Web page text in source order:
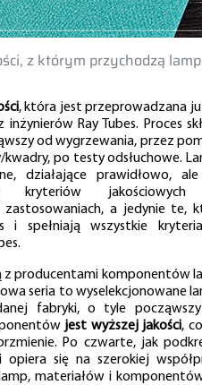
z którym przychodzą
, która jest przeprowadzana
Ray Tubes. Proces
od wygrzewania, przez
po testy odsłuchowe.
działające prawidłowo,
kryteriów
a jedynie te,
i spełniają wszystkie
z producentami komponentów
seria to wyselekcjonowane
fabryki, o tyle
jest wyższej jakości,
Po czwarte, jak
opiera się na szerokiej
materiałów i